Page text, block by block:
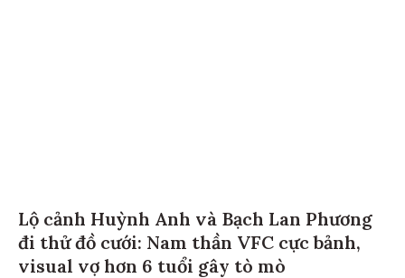
Lộ cảnh Huỳnh Anh và Bạch Lan Phương
đi thử đồ cưới: Nam thần VFC cực bảnh,
visual vợ hơn 6 tuổi gây tò mò